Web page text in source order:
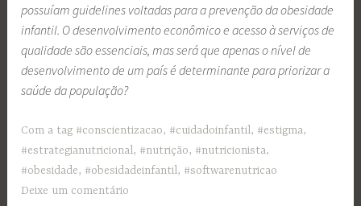
possuíam guidelines voltadas para a prevenção da obesidade
infantil. O desenvolvimento econômico e acesso à serviços de
qualidade são essenciais, mas será que apenas o nível de
desenvolvimento de um país é determinante para priorizar a
saúde da população?
Com a tag #conscientizacao, #cuidadoinfantil, #estigma,
#estrategianutricional, #nutrição, #nutricionista,
#obesidade, #obesidadeinfantil, #softwarenutricao
Deixe um comentário